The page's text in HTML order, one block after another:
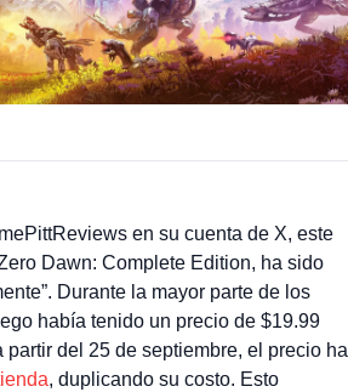
en su cuenta de X, este
Dawn: Complete Edition, ha sido
Durante la mayor parte de los
había tenido un precio de $19.99
partir del 25 de septiembre, el precio ha
, duplicando su costo. Esto